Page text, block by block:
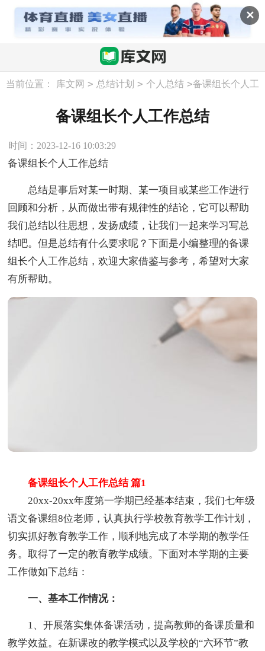
✕
当前位置： 库文网 > 总结计划 > 个人总结 >备课组长个人工
备课组长个人工作总结
时间：2023-12-16 10:03:29
备课组长个人工作总结
总结是事后对某一时期、某一项目或某些工作进行
回顾和分析，从而做出带有规律性的结论，它可以帮助
我们总结以往思想，发扬成绩，让我们一起来学习写总
结吧。但是总结有什么要求呢？下面是小编整理的备课
组长个人工作总结，欢迎大家借鉴与参考，希望对大家
有所帮助。
备课组长个人工作总结 篇1
20xx-20xx年度第一学期已经基本结束，我们七年级
语文备课组8位老师，认真执行学校教育教学工作计划，
切实抓好教育教学工作，顺利地完成了本学期的教学任
务。取得了一定的教育教学成绩。下面对本学期的主要
工作做如下总结：
一、基本工作情况：
1、开展落实集体备课活动，提高教师的备课质量和
教学效益。在新课改的教学模式以及学校的“六环节”教